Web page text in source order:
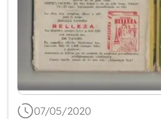
07/05/2020